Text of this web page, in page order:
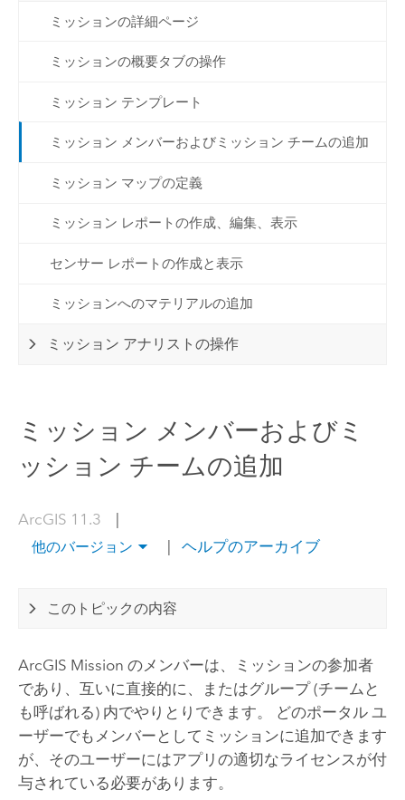
ミッションの詳細ページ
ミッションの概要タブの操作
ミッション テンプレート
ミッション メンバーおよびミッション チームの追加
ミッション マップの定義
ミッション レポートの作成、編集、表示
センサー レポートの作成と表示
ミッションへのマテリアルの追加
ミッション アナリストの操作
ミッション メンバーおよびミ
ッション チームの追加
ArcGIS 11.3 |
他のバージョン ヘルプのアーカイブ
このトピックの内容
ArcGIS Mission のメンバーは、ミッションの参加者
であり、互いに直接的に、またはグループ (チームと
も呼ばれる) 内でやりとりできます。 どのポータル ユ
ーザーでもメンバーとしてミッションに追加できます
が、そのユーザーにはアプリの適切なライセンスが付
与されている必要があります。